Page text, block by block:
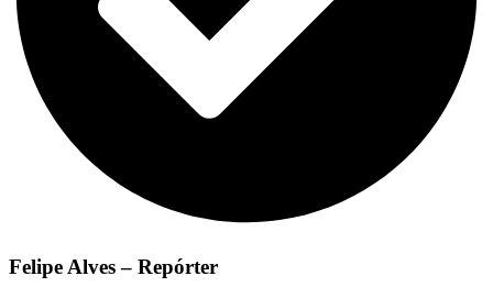
Felipe Alves – Repórter